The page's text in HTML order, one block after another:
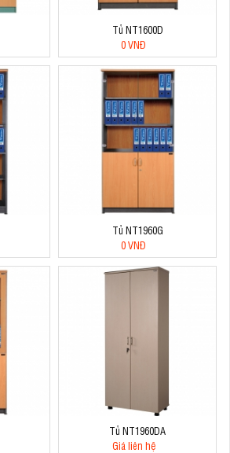
Tủ NT1600D
0 VNĐ
Tủ NT1960G
0 VNĐ
Tủ NT1960DA
Giá liên hệ